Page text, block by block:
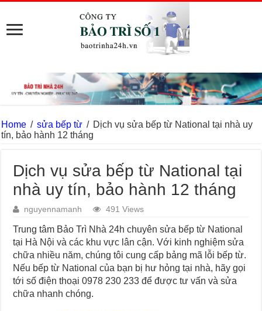
Home / sửa bếp từ / Dịch vụ sửa bếp từ National tại nhà uy
tín, bảo hành 12 tháng
Dịch vụ sửa bếp từ National tại
nhà uy tín, bảo hành 12 tháng
nguyennamanh 491 Views
Trung tâm Bảo Trì Nhà 24h chuyên sửa bếp từ National
tại Hà Nội và các khu vực lân cận. Với kinh nghiệm sửa
chữa nhiều năm, chúng tôi cung cấp bảng mã lỗi bếp từ.
Nếu bếp từ National của bạn bị hư hỏng tại nhà, hãy gọi
tới số điện thoại0978 230 233 để được tư vấn và sửa
chữa nhanh chóng.